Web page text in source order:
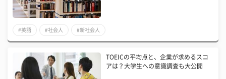
#英語 #社会人 #新社会人
TOEICの平均点と、企業が求めるスコ
アは？大学生への意識調査も大公開